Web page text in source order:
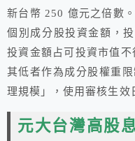
新台幣 250 億元之倍數
個別成分股投資金額，
投資金額占可投資市值
其低者作為成分股權重
理規模」，使用審核生效
元大台灣高股